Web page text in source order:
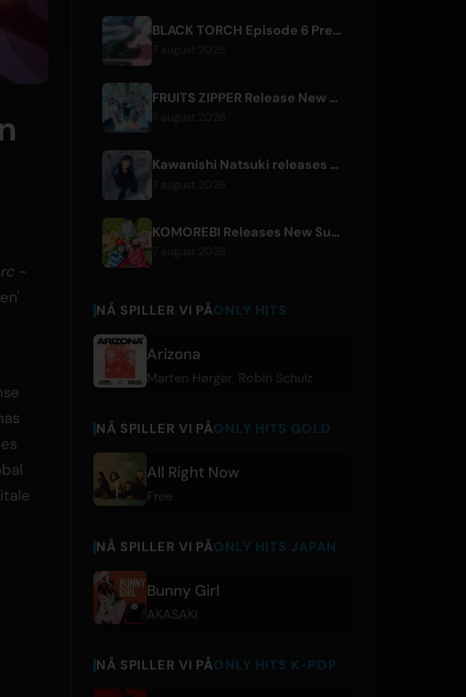
-
BLACK TORCH Episode 6 Preview and Streaming Details
FRUITS ZIPPER Release New Collaboration Song '1,2,3,FOOOOUR'
Kawanishi Natsuki releases digital single 'Sayonara wa Ichiban Kirei na Atashi de'
KOMOREBI Releases New Summer Single 'Letsu Natsu'
7 august 2026
NÅ SPILLER VI PÅONLY HITS
Arizona
Marten Hørger Robin Schulz
NÅ SPILLER VI PÅONLY HITS GOLD
All Right Now
Free
NÅ SPILLER VI PÅONLY HITS JAPAN
Bunny Girl
AKASAKI
NÅ SPILLER VI PÅONLY HITS K-POP